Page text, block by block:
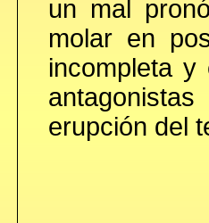
un mal
molar en
incompleta
erupción del